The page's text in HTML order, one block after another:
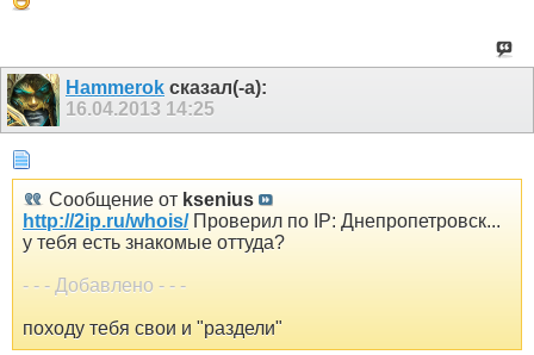
Hammerok сказал(-а):
16.04.2013 14:25
Сообщение от ksenius
http://2ip.ru/whois/Проверил по IP: Днепропетровск...
у тебя есть знакомые оттуда?
- - - Добавлено - - -
походу тебя свои и "раздели"